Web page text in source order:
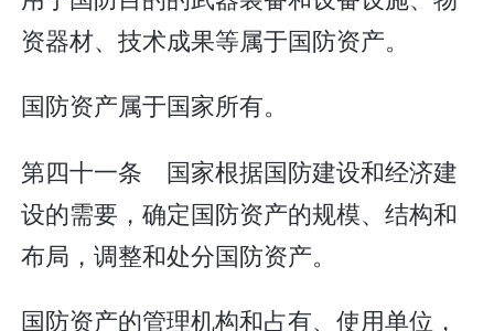
资器材、技术成果等属于国防资产。
国防资产属于国家所有。
第四十一条 国家根据国防建设和经济建
设的需要，确定国防资产的规模、结构和
布局，调整和处分国防资产。
国防资产的管理机构和占有、使用单位，